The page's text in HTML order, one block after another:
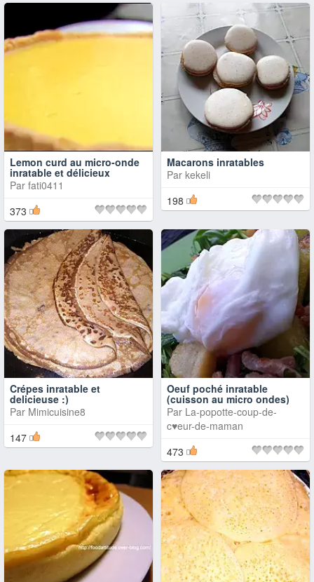
Lemon curd au micro-onde
inratable et délicieux
Par fati0411
373
Macarons inratables
Par kekeli
198
Crépes inratable et
delicieuse :)
Par Mimicuisine8
147
Oeuf poché inratable
(cuisson au micro ondes)
Par La-popotte-coup-de-
c♥eur-de-maman
473